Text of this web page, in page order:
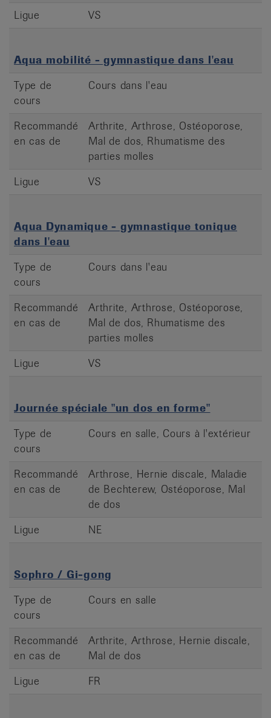
Ligue
VS
Aqua mobilité - gymnastique dans l'eau
Type de
cours
Cours dans l'eau
Recommandé
en cas de
Arthrite, Arthrose, Ostéoporose,
Mal de dos, Rhumatisme des
parties molles
Ligue
VS
Aqua Dynamique - gymnastique tonique
dans l'eau
Type de
cours
Cours dans l'eau
Recommandé
en cas de
Arthrite, Arthrose, Ostéoporose,
Mal de dos, Rhumatisme des
parties molles
Ligue
VS
Journée spéciale "un dos en forme"
Type de
cours
Cours en salle, Cours à l'extérieur
Recommandé
en cas de
Arthrose, Hernie discale, Maladie
de Bechterew, Ostéoporose, Mal
de dos
Ligue
NE
Sophro / Gi-gong
Type de
cours
Cours en salle
Recommandé
en cas de
Arthrite, Arthrose, Hernie discale,
Mal de dos
Ligue
FR